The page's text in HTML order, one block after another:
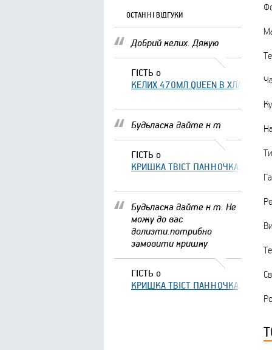
ОСТАННІ ВІДГУКИ
Добрий келих. Дякую
ГІСТЬ о
КЕЛИХ 470МЛ QUEEN В ХЛАМІНГО
Будьласка дайте н т
ГІСТЬ о
КРИШКА ТВІСТ ПАННОЧКА, ЩО
Будьласка дайте н т. Не
можу до вас
долизти.потрибно
замовити кришку
ГІСТЬ о
КРИШКА ТВІСТ ПАННОЧКА, ЩО